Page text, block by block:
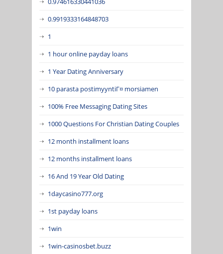
0.9919333164848703
1
1 hour online payday loans
1 Year Dating Anniversary
10 parasta postimyyntiГ¤ morsiamen
100% Free Messaging Dating Sites
1000 Questions For Christian Dating Couples
12 month installment loans
12 months installment loans
16 And 19 Year Old Dating
1daycasino777.org
1st payday loans
1win
1win-casinosbet.buzz